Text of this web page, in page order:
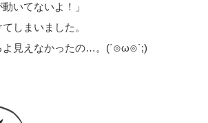
いてないよ！」
しまいました。
よ見えなかったの…。(´⊙ω⊙`;)